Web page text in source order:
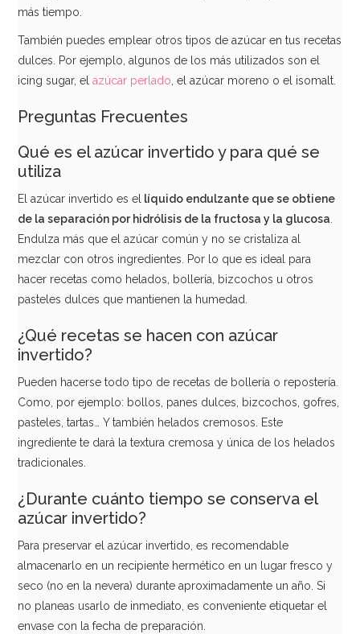
más tiempo.
También puedes emplear otros tipos de azúcar en tus recetas
dulces. Por ejemplo, algunos de los más utilizados son el
icing sugar, elazúcar perlado , el azúcar moreno o el isomalt.
Preguntas Frecuentes
Qué es el azúcar invertido y para qué se
utiliza
El azúcar invertido es el líquido endulzante que se obtiene
de la separación por hidrólisis de la fructosa y la glucosa
Endulza más que el azúcar común y no se cristaliza al
mezclar con otros ingredientes. Por lo que es ideal para
hacer recetas como helados, bollería, bizcochos u otros
pasteles dulces que mantienen la humedad.
¿Qué recetas se hacen con azúcar
invertido?
Pueden hacerse todo tipo de recetas de bollería o repostería.
Como, por ejemplo: bollos, panes dulces, bizcochos, gofres,
pasteles, tartas… Y también helados cremosos. Este
ingrediente te dará la textura cremosa y única de los helados
tradicionales.
¿Durante cuánto tiempo se conserva el
azúcar invertido?
Para preservar el azúcar invertido, es recomendable
almacenarlo en un recipiente hermético en un lugar fresco y
seco (no en la nevera) durante aproximadamente un año. Si
no planeas usarlo de inmediato, es conveniente etiquetar el
envase con la fecha de preparación.